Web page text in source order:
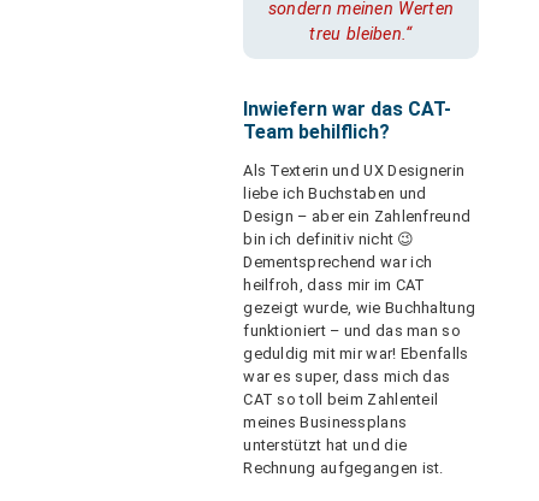
sondern meinen Werten
treu bleiben.“
Inwiefern war das CAT-
Team behilflich?
Als Texterin und UX Designerin
liebe ich Buchstaben und
Design – aber ein Zahlenfreund
bin ich definitiv nicht 😉
Dementsprechend war ich
heilfroh, dass mir im CAT
gezeigt wurde, wie Buchhaltung
funktioniert – und das man so
geduldig mit mir war! Ebenfalls
war es super, dass mich das
CAT so toll beim Zahlenteil
meines Businessplans
unterstützt hat und die
Rechnung aufgegangen ist.